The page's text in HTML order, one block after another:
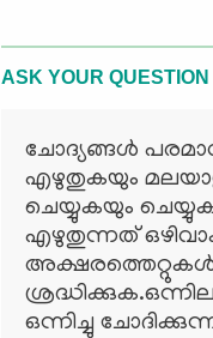
ASK YOUR QUESTION
ചോദ്യങ്ങള്‍
എഴുതുകയും
ചെയ്യുകയും
എഴുതുന്നത്
അക്ഷരത്തെറ്റുകള്‍
ഒന്നിച്ചു